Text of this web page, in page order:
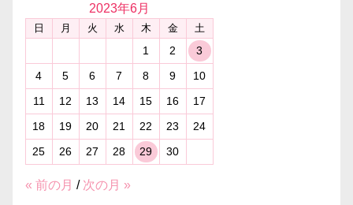
2023年6月
日 月 火 水 木 金 土
1 2
3
4
5 6 7 8 9
10
11
12 13 14 15 16
17
18
19 20 21 22 23
24
25
26 27 28 29 30
« 前の月 / 次の月 »